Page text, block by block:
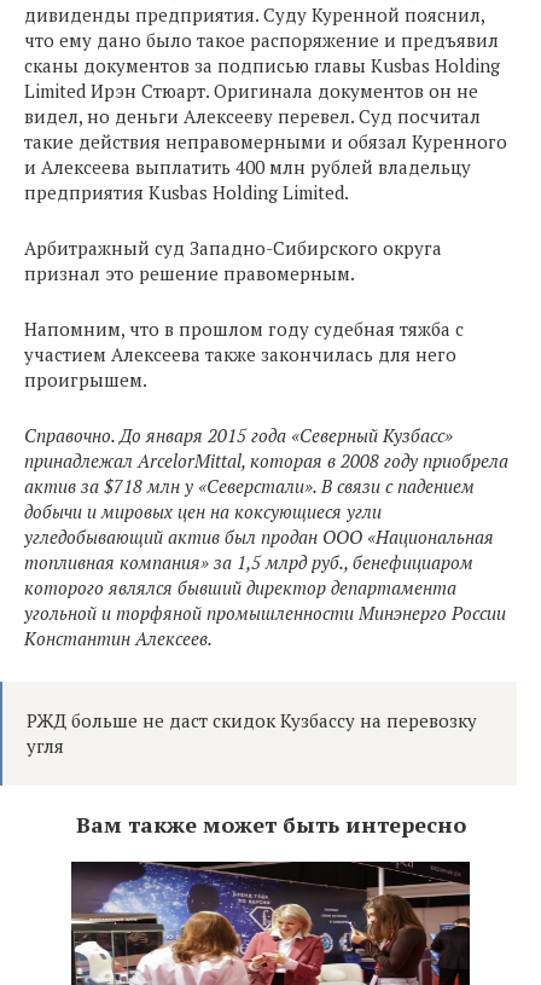
дивиденды предприятия. Суду Куренной пояснил,
что ему дано было такое распоряжение и предъявил
сканы документов за подписью главы Kusbas Holding
Limited Ирэн Стюарт. Оригинала документов он не
видел, но деньги Алексееву перевел. Суд посчитал
такие действия неправомерными и обязал Куренного
и Алексеева выплатить 400 млн рублей владельцу
предприятия Kusbas Holding Limited.
Арбитражный суд Западно-Сибирского округа
признал это решение правомерным.
Напомним, что в прошлом году судебная тяжба с
участием Алексеева также закончилась для него
проигрышем.
Справочно. До января 2015 года «Северный Кузбасс»
принадлежал ArcelorMittal, которая в 2008 году приобрела
актив за $718 млн у «Северстали». В связи с падением
добычи и мировых цен на коксующиеся угли
угледобывающий актив был продан ООО «Национальная
топливная компания» за 1,5 млрд руб., бенефициаром
которого являлся бывший директор департамента
угольной и торфяной промышленности Минэнерго России
Константин Алексеев.
РЖД больше не даст скидок Кузбассу на перевозку
угля
Вам также может быть интересно